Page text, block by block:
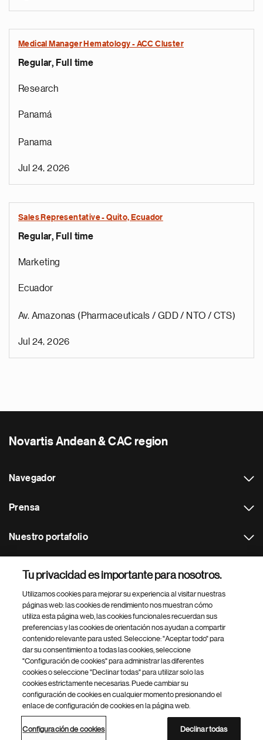
Medical Manager Hematology - ACC Cluster
Regular, Full time
Research
Panamá
Panama
Jul 24, 2026
Sales Representative - Quito, Ecuador
Regular, Full time
Marketing
Ecuador
Av. Amazonas (Pharmaceuticals / GDD / NTO / CTS)
Jul 24, 2026
Novartis Andean & CAC region
Navegador
Prensa
Nuestro portafolio
Footer Site Search
inferior
del
© 2026 Novartis AG
Política de privacidad Términos de uso
Accesibilidad
Configuración de cookies
Mapa del sitio
Tu privacidad es importante para nosotros.
Utilizamos cookies para mejorar su experiencia al visitar nuestras
páginas web: las cookies de rendimiento nos muestran cómo
utiliza esta página web, las cookies funcionales recuerdan sus
preferencias y las cookies de orientación nos ayudan a compartir
contenido relevante para usted. Seleccione: "Aceptar todo" para
dar su consentimiento a todas las cookies, seleccione
"Configuración de cookies" para administrar las diferentes
cookies o seleccione "Declinar todas" para utilizar solo las
cookies estrictamente necesarias. Puede cambiar su
configuración de cookies en cualquier momento presionando el
enlace de configuración de cookies en la página web.
Configuración de cookies Declinar todas